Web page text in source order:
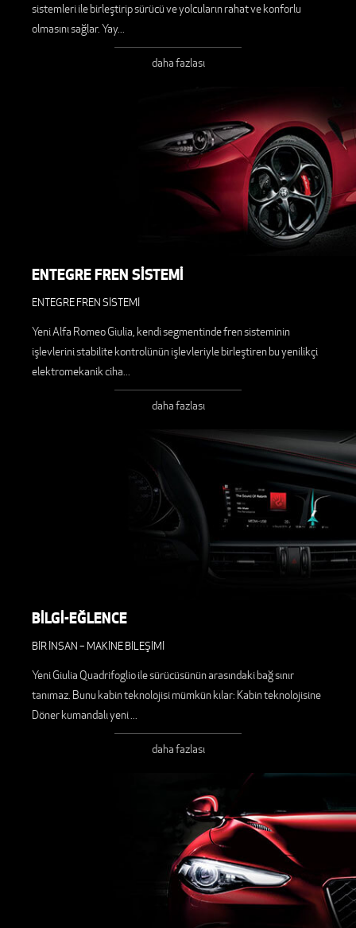
sistemleri ile birleştirip sürücü ve yolcuların rahat ve konforlu
olmasını sağlar. Yay...
daha fazlası
ENTEGRE FREN SİSTEMİ
ENTEGRE FREN SİSTEMİ
Yeni Alfa Romeo Giulia, kendi segmentinde fren sisteminin
işlevlerini stabilite kontrolünün işlevleriyle birleştiren bu yenilikçi
elektromekanik ciha...
daha fazlası
BİLGİ-EĞLENCE
BİR İNSAN – MAKİNE BİLEŞİMİ
Yeni Giulia Quadrifoglio ile sürücüsünün arasındaki bağ sınır
tanımaz. Bunu kabin teknolojisi mümkün kılar: Kabin teknolojisine
Döner kumandalı yeni...
daha fazlası